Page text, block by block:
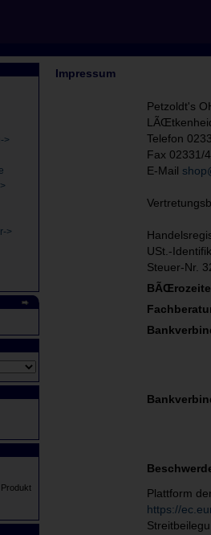
>
>
Impressum
Petzoldt's
Telefon
Fax 02331/
E-Mail
USt.-
Steuer-Nr.
Plattform
https://